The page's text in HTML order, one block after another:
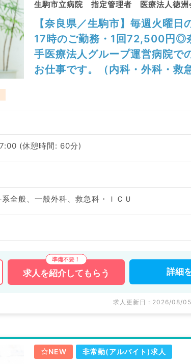
生駒市立病院 指定管理者 医療法人徳洲
【奈良県／生駒市】毎週火曜日
17時のご勤務・1回72,500円◎
手医療法人グループ運営病院で
お仕事です。（内科・外科・救
(休憩時間: 60分)
全般、一般外科、救急科・ＩＣＵ
求人を紹介してもらう 詳細
求人更新日 : 2026/08/05
NEW 非常勤(アルバイト)求人